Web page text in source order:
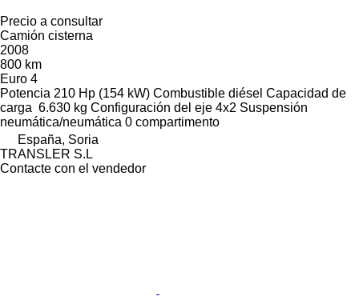
Precio a consultar
Camión cisterna
2008
800 km
Euro 4
Potencia 210 Hp (154 kW) Combustible diésel Capacidad de
carga 6.630 kg Configuración del eje 4x2 Suspensión
neumática/neumática 0 compartimento
España, Soria
TRANSLER S.L
Contacte con el vendedor